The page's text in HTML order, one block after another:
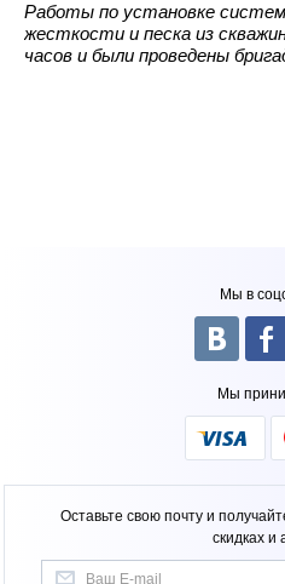
Работы по установке
жесткости и песка из
часов и были проведены
Мы в
Мы
Оставьте свою почту и
скидках и